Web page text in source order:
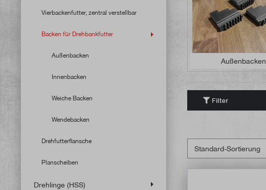
Vierbackenfutter, zentral verstellbar
Backen für Drehbankfutter
Außenbacken
Innenbacken
Weiche Backen
Wendebacken
Drehfutterflansche
Planscheiben
Drehlinge (HSS)
Außenbacken
Filter